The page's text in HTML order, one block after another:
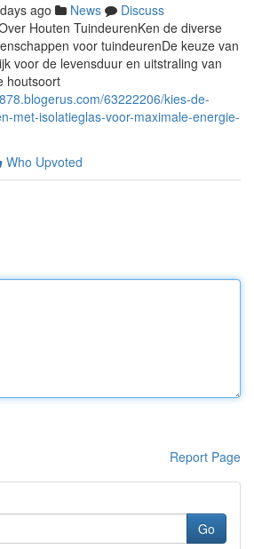
ago News
Discuss
Houten TuindeurenKen de diverse
voor tuindeurenDe keuze van
voor de levensduur en uitstraling van
houtsoort
63222206/kies-de-
met-isolatieglas-voor-maximale-energie-
Who Upvoted
Report Page
Go